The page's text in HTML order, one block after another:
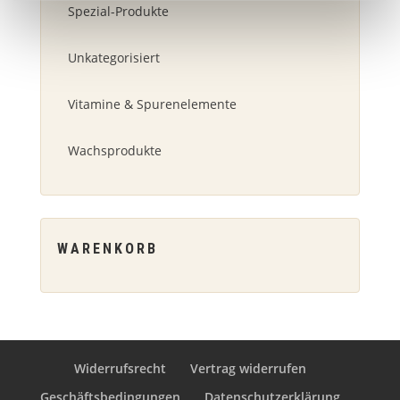
Spezial-Produkte
Unkategorisiert
Vitamine & Spurenelemente
Wachsprodukte
WARENKORB
Widerrufsrecht
Vertrag widerrufen
Geschäftsbedingungen
Datenschutzerklärung